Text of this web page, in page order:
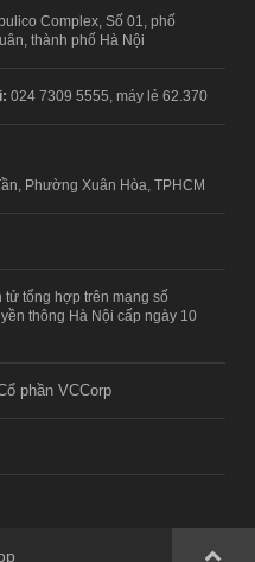
Complex, Số 01, phố
thành phố Hà Nội
024 7309 5555, máy lẻ 62.370
Phường Xuân Hòa, TPHCM
tử tổng hợp trên mạng số
thông Hà Nội cấp ngày 10
phần VCCorp